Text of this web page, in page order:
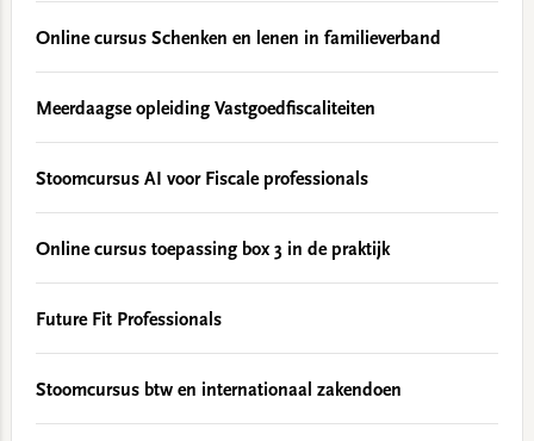
Online cursus Schenken en lenen in familieverband
Meerdaagse opleiding Vastgoedfiscaliteiten
Stoomcursus AI voor Fiscale professionals
Online cursus toepassing box 3 in de praktijk
Future Fit Professionals
Stoomcursus btw en internationaal zakendoen